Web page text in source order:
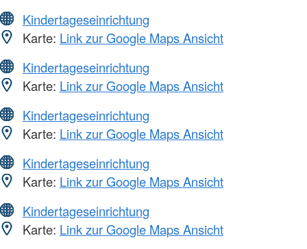
Kindertageseinrichtung
Karte: Link zur Google Maps Ansicht
Kindertageseinrichtung
Karte: Link zur Google Maps Ansicht
Kindertageseinrichtung
Karte: Link zur Google Maps Ansicht
Kindertageseinrichtung
Karte: Link zur Google Maps Ansicht
Kindertageseinrichtung
Karte: Link zur Google Maps Ansicht